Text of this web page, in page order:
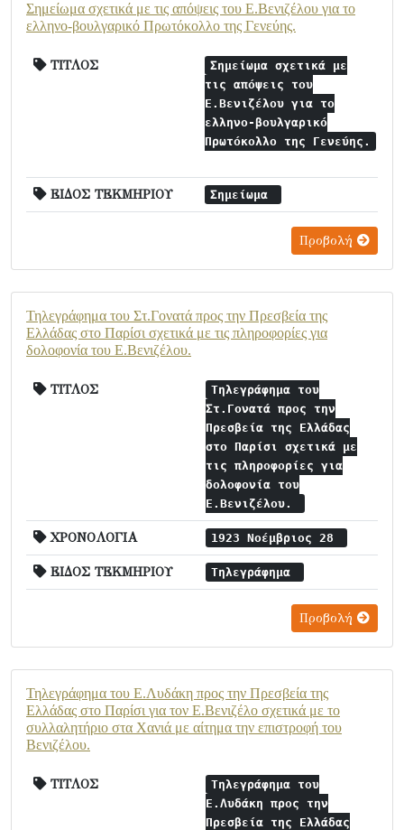
Σημείωμα σχετικά με τις απόψεις του Ε.Βενιζέλου για το
ελληνο-βουλγαρικό Πρωτόκολλο της Γενεύης.
ΤΙΤΛΟΣ
Σημείωμα σχετικά με
τις απόψεις του
Ε.Βενιζέλου για το
ελληνο-βουλγαρικό
Πρωτόκολλο της Γενεύης.
ΕΙΔΟΣ ΤΕΚΜΗΡΙΟΥ Σημείωμα
Προβολή
Τηλεγράφημα του Στ.Γονατά προς την Πρεσβεία της
Ελλάδας στο Παρίσι σχετικά με τις πληροφορίες για
δολοφονία του Ε.Βενιζέλου.
ΤΙΤΛΟΣ
Τηλεγράφημα του
Στ.Γονατά προς την
Πρεσβεία της Ελλάδας
στο Παρίσι σχετικά με
τις πληροφορίες για
δολοφονία του
Ε.Βενιζέλου.
ΧΡΟΝΟΛΟΓΙΑ 1923 Νοέμβριος 28
ΕΙΔΟΣ ΤΕΚΜΗΡΙΟΥ Τηλεγράφημα
Προβολή
Τηλεγράφημα του Ε.Λυδάκη προς την Πρεσβεία της
Ελλάδας στο Παρίσι για τον Ε.Βενιζέλο σχετικά με το
συλλαλητήριο στα Χανιά με αίτημα την επιστροφή του
Βενιζέλου.
ΤΙΤΛΟΣ
Τηλεγράφημα του
Ε.Λυδάκη προς την
Πρεσβεία της Ελλάδας